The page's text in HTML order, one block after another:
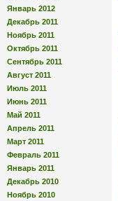
Январь 2012
Декабрь 2011
Ноябрь 2011
Октябрь 2011
Сентябрь 2011
Август 2011
Июль 2011
Июнь 2011
Май 2011
Апрель 2011
Март 2011
Февраль 2011
Январь 2011
Декабрь 2010
Ноябрь 2010